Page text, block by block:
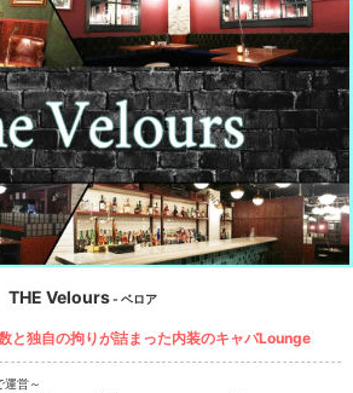
THE Velours- ベロア
と独自の拘りが詰まった内装のキャバLounge
運営～